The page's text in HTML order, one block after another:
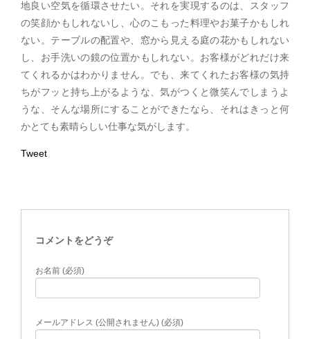
地良い空気を循環させたい。それを実現するのは、スタッフ
の笑顔かもしれないし、心のこもった料理やお菓子かもしれ
ない。テーブルの配置や、窓から見える庭の花かもしれない
し、お手洗いの鏡の位置かもしれない。お客様がどれだけ来
てくれるかはわかりません。でも、来てくれたお客様の気持
ちがフッと持ち上がるような、気がつくと微笑んでしまうよ
うな、そんな場所にすることができたなら、それはきっと何
かとても素晴らしい仕事な気がします。
Tweet
コメントをどうぞ
お名前 (必須)
メールアドレス (公開されません) (必須)